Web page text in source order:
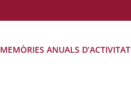
MEMÒRIES ANUALS D’ACTIVITAT